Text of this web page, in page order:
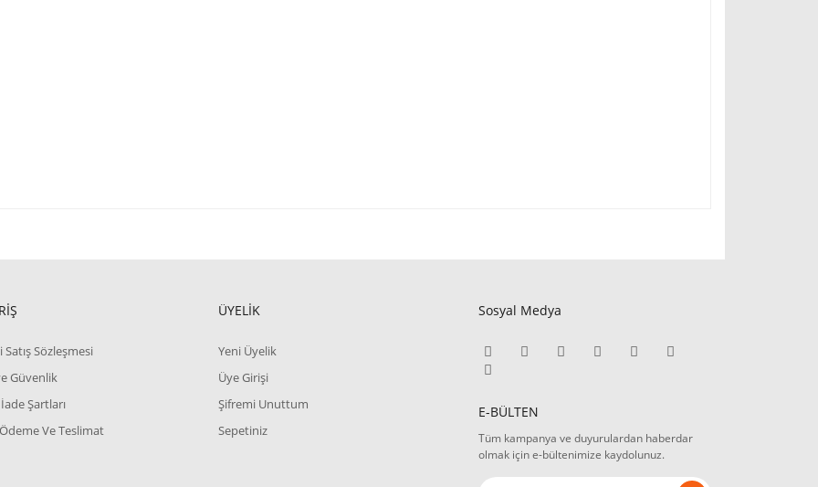
Satış Sözleşmesi
Güvenlik
Şartları
Ve Teslimat
ÜYELİK
Yeni Üyelik
Üye Girişi
Şifremi Unuttum
Sepetiniz
Sosyal Medya
E-BÜLTEN
Tüm kampanya ve duyurulardan haberdar
olmak için e-bültenimize kaydolunuz.